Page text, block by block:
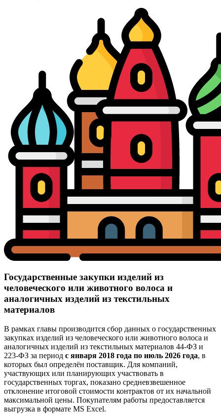
Государственные закупки изделий из
человеческого или животного волоса и
аналогичных изделий из текстильных
материалов
В рамках главы производится сбор данных о государственных
закупках изделий из человеческого или животного волоса и
аналогичных изделий из текстильных материалов 44-ФЗ и
223-ФЗ за период с января 2018 года по июль 2026 года, в
которых был определён поставщик. Для компаний,
участвующих или планирующих участвовать в
государственных торгах, показано средневзвешенное
отклонение итоговой стоимости контрактов от их начальной
максимальной цены. Покупателям работы предоставляется
выгрузка в формате MS Excel.